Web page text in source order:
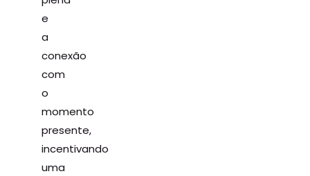
e
a
conexão
com
o
momento
presente,
incentivando
uma